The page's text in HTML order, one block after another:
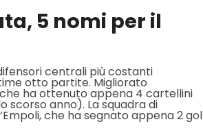
5 nomi per il
centrali più costanti
otto partite. Migliorato
ha ottenuto appena 4 cartellini
scorso anno). La squadra di
che ha segnato appena 2 gol